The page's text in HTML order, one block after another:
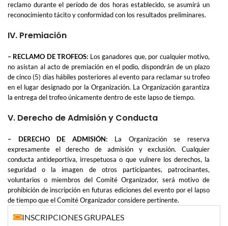
reclamo durante el período de dos horas establecido, se asumirá un
reconocimiento tácito y conformidad con los resultados preliminares.
IV. Premiación
– RECLAMO DE TROFEOS: Los ganadores que, por cualquier motivo,
no asistan al acto de premiación en el podio, dispondrán de un plazo
de cinco (5) días hábiles posteriores al evento para reclamar su trofeo
en el lugar designado por la Organización. La Organización garantiza
la entrega del trofeo únicamente dentro de este lapso de tiempo.
V. Derecho de Admisión y Conducta
– DERECHO DE ADMISIÓN: La Organización se reserva
expresamente el derecho de admisión y exclusión. Cualquier
conducta antideportiva, irrespetuosa o que vulnere los derechos, la
seguridad o la imagen de otros participantes, patrocinantes,
voluntarios o miembros del Comité Organizador, será motivo de
prohibición de inscripción en futuras ediciones del evento por el lapso
de tiempo que el Comité Organizador considere pertinente.
INSCRIPCIONES GRUPALES